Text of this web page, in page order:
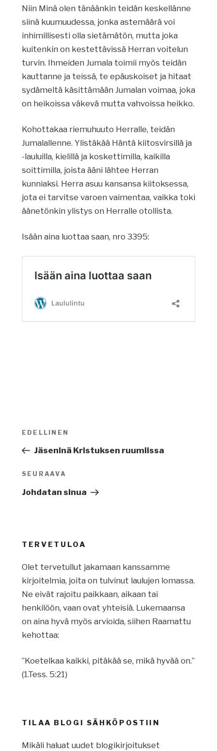
Niin Minä olen tänäänkin teidän keskellänne
siinä kuumuudessa, jonka astemäärä voi
inhimillisesti olla sietämätön, mutta joka
kuitenkin on kestettävissä Herran voitelun
turvin. Ihmeiden Jumala toimii myös teidän
kauttanne ja teissä, te epäuskoiset ja hitaat
sydämeltä käsittämään Jumalan voimaa, joka
on heikoissa väkevä mutta vahvoissa heikko.
Kohottakaa riemuhuuto Herralle, teidän
Jumalallenne. Ylistäkää Häntä kiitosvirsillä ja
-lauluilla, kielillä ja koskettimilla, kaikilla
soittimilla, joista ääni lähtee Herran
kunniaksi. Herra asuu kansansa kiitoksessa,
jota ei tarvitse varoen vaimentaa, vaikka toki
äänetönkin ylistys on Herralle otollista.
Isään aina luottaa saan, nro 3395:
Artikkelien
Edellinen
artikkeli
EDELLINEN
Jäseninä Kristuksen ruumiissa
Seuraava
artikkeli
SEURAAVA
Johdatan sinua
TERVETULOA
Olet tervetullut jakamaan kanssamme
kirjoitelmia, joita on tulvinut laulujen lomassa.
Ne eivät rajoitu paikkaan, aikaan tai
henkilöön, vaan ovat yhteisiä. Lukemaansa
on aina hyvä myös arvioida, siihen Raamattu
kehottaa:
”Koetelkaa kaikki, pitäkää se, mikä hyvää on.”
(1.Tess. 5:21)
TILAA BLOGI SÄHKÖPOSTIIN
Mikäli haluat uudet blogikirjoitukset